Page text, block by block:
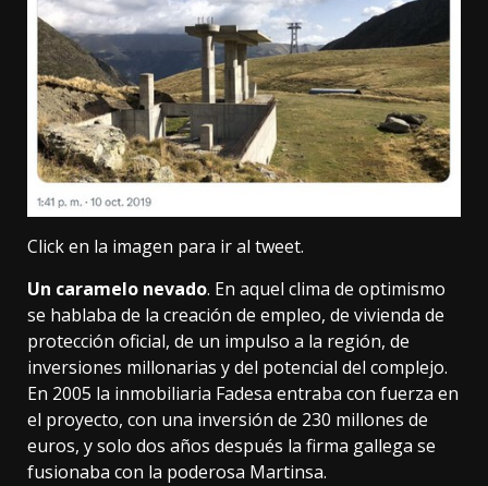
Click en la imagen para ir al tweet.
Un caramelo nevado. En aquel clima de optimismo
se hablaba de la creación de empleo, de vivienda de
protección oficial, de un impulso a la región, de
inversiones millonarias y del potencial del complejo.
En 2005 la inmobiliaria Fadesa entraba con fuerza en
el proyecto, con una inversión de 230 millones de
euros, y solo dos años después la firma gallega se
fusionaba con la poderosa Martinsa.